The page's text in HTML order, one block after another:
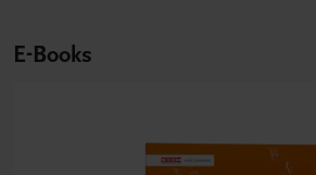
E-Books